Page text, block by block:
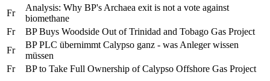
Fr
Analysis: Why BP's Archaea exit is not a vote against
biomethane
Fr
BP Buys Woodside Out of Trinidad and Tobago Gas Project
Fr
BP PLC übernimmt Calypso ganz - was Anleger wissen
müssen
Fr
BP to Take Full Ownership of Calypso Offshore Gas Project